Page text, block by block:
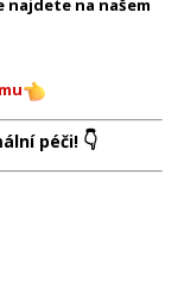
péči!👇